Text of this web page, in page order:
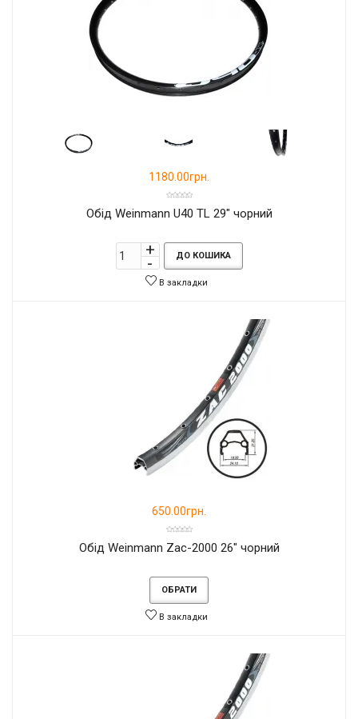
1180.00грн.
Обід Weinmann U40 TL 29" чорний
ДО КОШИКА
В закладки
650.00грн.
Обід Weinmann Zac-2000 26" чорний
ОБРАТИ
В закладки